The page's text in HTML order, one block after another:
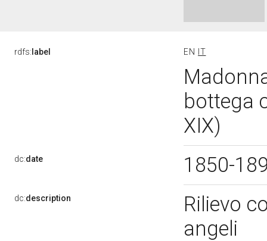
rdfs: label EN IT
bottega
XIX)
dc:date 1850-
dc:description
Rilievo
angeli